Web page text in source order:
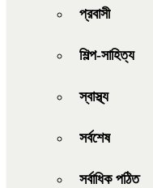
প্রবাসী
শিল্প-সাহিত্য
স্বাস্থ্য
সর্বশেষ
সর্বাধিক পঠিত